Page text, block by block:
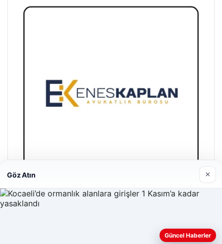
Enes Kaplan Avukatlık Bürosu
Web sitemizi nasıl kullandığınızı daha iyi anlayabilmek,
Göz Atın ×
Güncel Haberler